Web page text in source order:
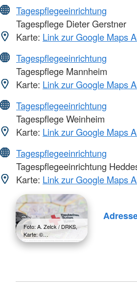
Tagespflegeeinrichtung
Tagespflege Dieter Gerstner
Karte: Link zur Google Maps
Tagespflegeeinrichtung
Tagespflege Mannheim
Karte: Link zur Google Maps
Tagespflegeeinrichtung
Tagespflege Weinheim
Karte: Link zur Google Maps
Tagespflegeeinrichtung
Tagespflegeeinrichtung
Karte: Link zur Google Maps
Foto: A. Zelck / DRKS,
Karte: ©…